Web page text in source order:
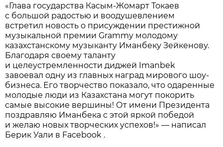
«Глава государства Касым-Жомарт Токаев
с большой радостью и воодушевлением
встретил новость о присуждении престижной
музыкальной премии Grammy молодому
казахстанскому музыканту Иманбеку Зейкенову.
Благодаря своему таланту
и целеустремленности диджей Imanbek
завоевал одну из главных наград мирового шоу-
бизнеса. Его творчество показало, что одаренные
молодые люди из Казахстана могут покорить
самые высокие вершины! От имени Президента
поздравляю Иманбека с этой яркой победой
и желаю новых творческих успехов!» — написал
Берик Уали в Facebook .